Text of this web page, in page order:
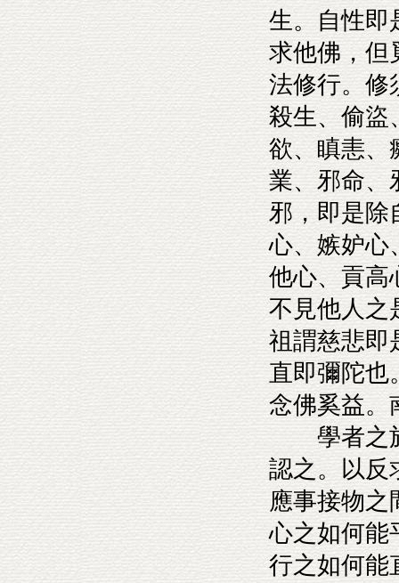
生。自性即
求他佛，但
法修行。修
殺生、偷盜
欲、瞋恚、
業、邪命、
邪，即是除
心、嫉妒心
他心、貢高
不見他人之
祖謂慈悲即
直即彌陀也
念佛奚益。
學者之於
認之。以反
應事接物之
心之如何能
行之如何能